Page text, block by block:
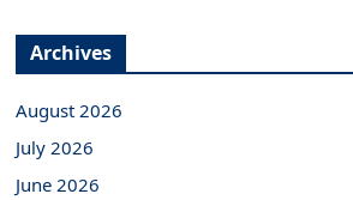
Archives
August 2026
July 2026
June 2026